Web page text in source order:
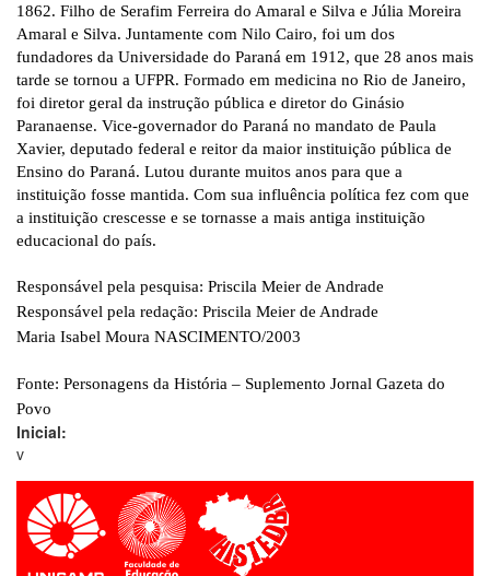
1862. Filho de Serafim Ferreira do Amaral e Silva e Júlia Moreira
Amaral e Silva. Juntamente com Nilo Cairo, foi um dos
fundadores da Universidade do Paraná em 1912, que 28 anos mais
tarde se tornou a UFPR. Formado em medicina no Rio de Janeiro,
foi diretor geral da instrução pública e diretor do Ginásio
Paranaense. Vice-governador do Paraná no mandato de Paula
Xavier, deputado federal e reitor da maior instituição pública de
Ensino do Paraná. Lutou durante muitos anos para que a
instituição fosse mantida. Com sua influência política fez com que
a instituição crescesse e se tornasse a mais antiga instituição
educacional do país.
Responsável pela pesquisa: Priscila Meier de Andrade
Responsável pela redação: Priscila Meier de Andrade
Maria Isabel Moura NASCIMENTO/2003
Fonte: Personagens da História – Suplemento Jornal Gazeta do
Povo
Inicial:
v